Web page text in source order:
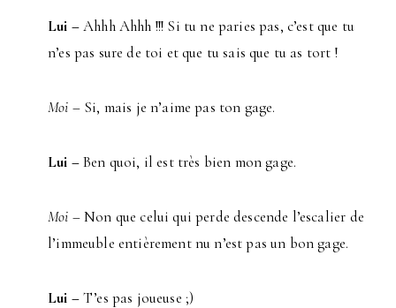
Lui –Ahhh Ahhh !!! Si tu ne paries pas, c’est que tu
n’es pas sure de toi et que tu sais que tu as tort !
Moi – Si, mais je n’aime pas ton gage.
Lui –Ben quoi, il est très bien mon gage.
Moi –Non que celui qui perde descende l’escalier de
l’immeuble entièrement nu n’est pas un bon gage.
Lui –T’es pas joueuse ;)